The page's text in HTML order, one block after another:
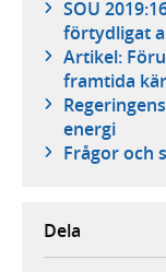
SOU
förtydligat
Artikel:
framtida
energi
Frågor och
Dela